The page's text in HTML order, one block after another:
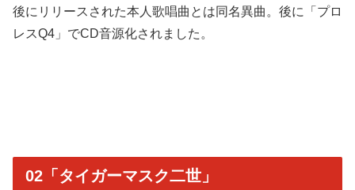
後にリリースされた本人歌唱曲とは同名異曲。後に「プロ
レスQ4」でCD音源化されました。
02「タイガーマスク二世」